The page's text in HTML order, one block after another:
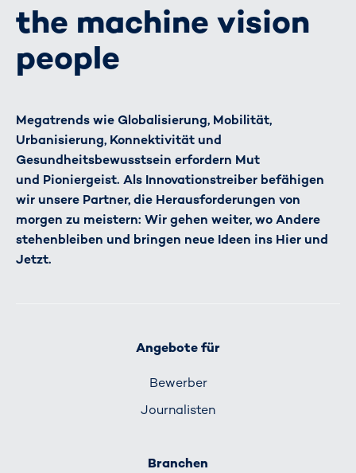
the machine vision
people
Megatrends wie Globalisierung, Mobilität,
Urbanisierung, Konnektivität und
Gesundheitsbewusstsein erfordern Mut
und Pioniergeist. Als Innovationstreiber befähigen
wir unsere Partner, die Herausforderungen von
morgen zu meistern: Wir gehen weiter, wo Andere
stehenbleiben und bringen neue Ideen ins Hier und
Jetzt.
Angebote für
Bewerber
Journalisten
Branchen